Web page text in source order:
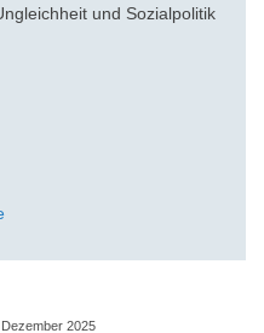
und Sozialpolitik
2025